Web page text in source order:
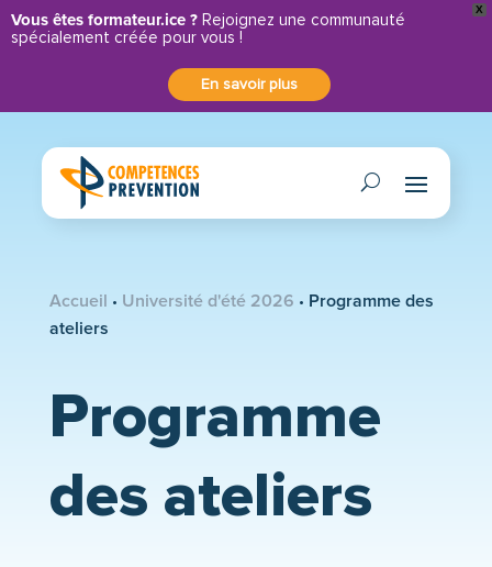
X
Vous êtes formateur.ice ? Rejoignez une communauté
spécialement créée pour vous !
En savoir plus
Accueil • Université d'été 2026 • Programme des
ateliers
Programme
des ateliers
Panneau de gestion des cookies